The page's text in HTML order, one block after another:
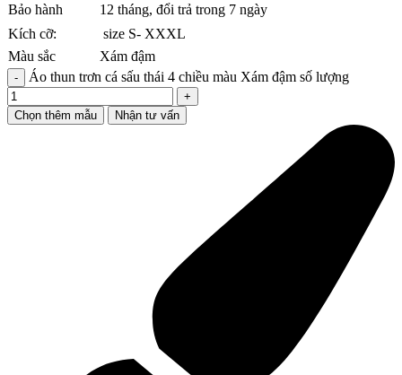
Bảo hành
12 tháng, đổi trả trong 7 ngày
Kích cỡ:
size S- XXXL
Màu sắc
Xám đậm
Áo thun trơn cá sấu thái 4 chiều màu Xám đậm số lượng
Chọn thêm mẫu Nhận tư vấn